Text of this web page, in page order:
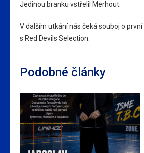
Jedinou branku vstřelil Merhout.
V dalším utkání nás čeká souboj o
s Red Devils Selection.
Podobné články